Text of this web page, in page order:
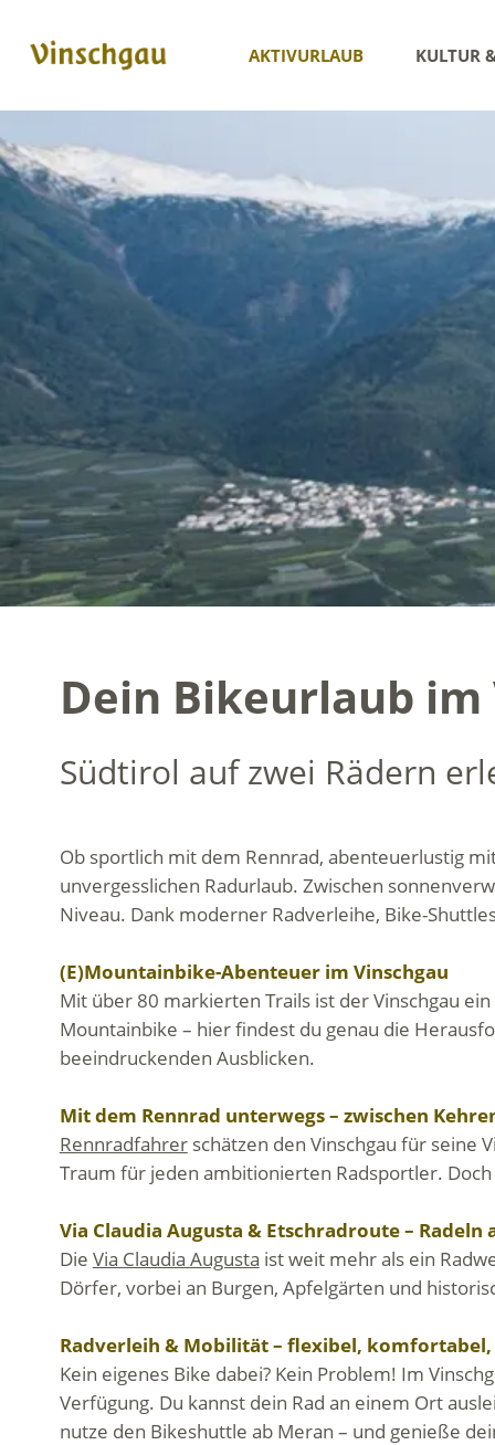
AKTIVURLAUB KULTUR
Dein Bikeurlaub im
Südtirol auf zwei Rädern
Ob sportlich mit dem Rennrad, abenteuerlustig
unvergesslichen Radurlaub. Zwischen
Niveau. Dank moderner Radverleihe, Bike-
(E)Mountainbike-Abenteuer im Vinschgau
Mit über 80 markierten Trails ist der Vinschgau
Mountainbike – hier findest du genau die
beeindruckenden Ausblicken.
Mit dem Rennrad unterwegs – zwischen
Rennradfahrerschätzen den Vinschgau für seine
Traum für jeden ambitionierten Radsportler.
Via Claudia Augusta & Etschradroute –
Die Via Claudia Augusta ist weit mehr als ein
Dörfer, vorbei an Burgen, Apfelgärten und
Radverleih & Mobilität – flexibel,
Kein eigenes Bike dabei? Kein Problem! Im
Verfügung. Du kannst dein Rad an einem Ort
nutze den Bikeshuttle ab Meran – und genieße